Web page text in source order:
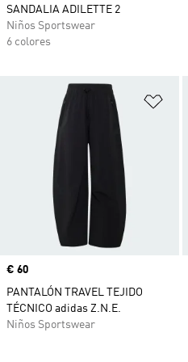
SANDALIA ADILETTE 2
Niños Sportswear
6 colores
Precio
€ 60
PANTALÓN TRAVEL TEJIDO
TÉCNICO adidas Z.N.E.
Niños Sportswear